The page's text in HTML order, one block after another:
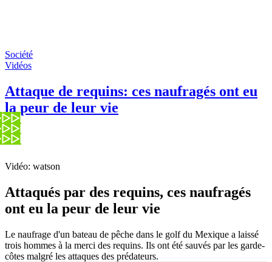
Société
Vidéos
Attaque de requins: ces naufragés ont eu
la peur de leur vie
Vidéo: watson
Attaqués par des requins, ces naufragés
ont eu la peur de leur vie
Le naufrage d'un bateau de pêche dans le golf du Mexique a laissé
trois hommes à la merci des requins. Ils ont été sauvés par les garde-
côtes malgré les attaques des prédateurs.